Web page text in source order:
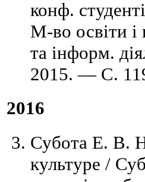
конф.
М-во освіти і
та інформ.
2015. — C.
2016
Субота Е. В.
культуре /